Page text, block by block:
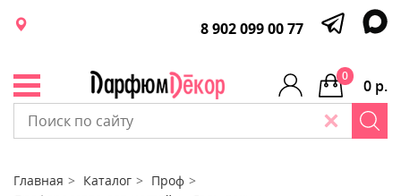
8 902 099 00 77
0 р.
0
Главная Каталог
Проф